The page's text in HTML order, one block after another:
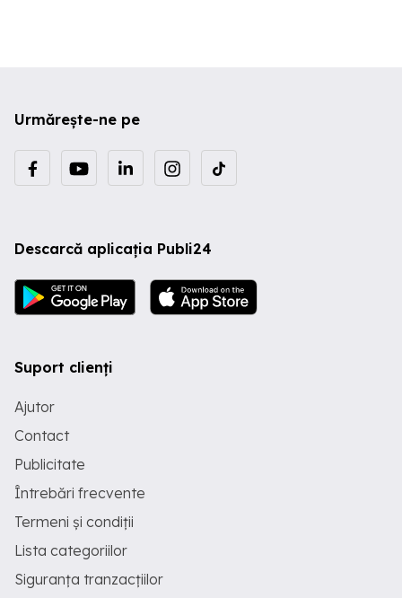
facilitând depozitarea. Poate fi strâns
rapid în caz de vreme nefavorabilă sau
atunci când este necesar mai mult
scaunele măsoară 43 x 40 x 80 cm (L x l
exterioare de dimensiuni reduse.
Proporțiile oferă suficient confort fără a
încărca vizual spațiul. Asamblare
Urmărește-ne pe
Descarcă aplicația Publi24
Suport clienți
Ajutor
Contact
Publicitate
Întrebări frecvente
Termeni și condiții
Lista categoriilor
Siguranța tranzacțiilor